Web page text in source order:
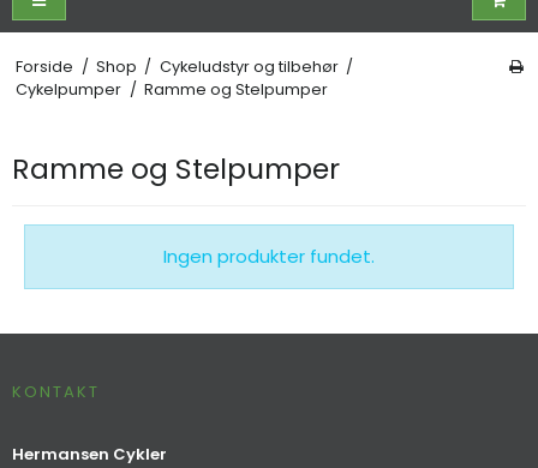
Forside / Shop / Cykeludstyr og tilbehør /
Cykelpumper / Ramme og Stelpumper
Ramme og Stelpumper
Ingen produkter fundet.
KONTAKT
Hermansen Cykler